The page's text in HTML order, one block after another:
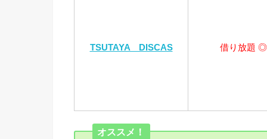
TSUTAYA DISCAS 借り放題 ◎
オススメ！